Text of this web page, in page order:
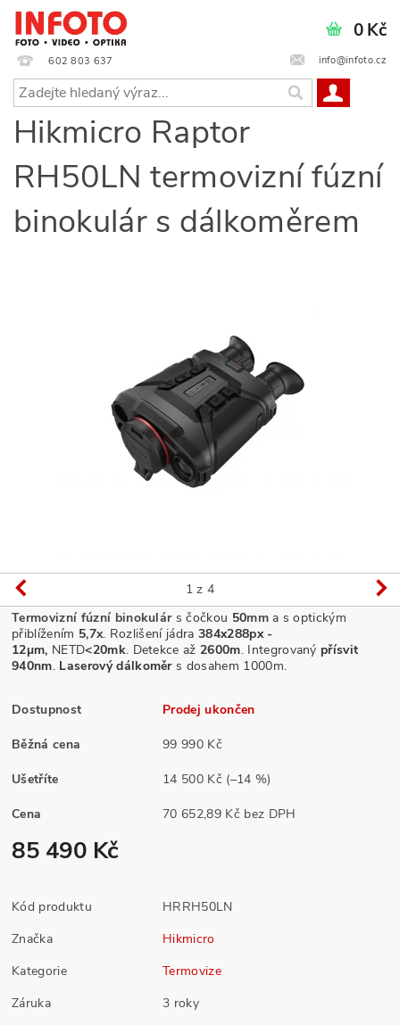
602 803 637 info@infoto.cz
0 Kč
Hikmicro Raptor
RH50LN termovizní fúzní
binokulár s dálkoměrem
1 z 4
Termovizní fúzní binokulárs čočkou 50mma s optickým
přiblížením 5,7x. Rozlišení jádra 384x288px -
12µm, NETD<20mk. Detekce až 2600m. Integrovaný přísvit
940nm. Laserový dálkoměrs dosahem 1000m.
Dostupnost Prodej ukončen
Běžná cena 99 990 Kč
Ušetříte 14 500 Kč (–14 %)
Cena 70 652,89 Kč bez DPH
85 490 Kč
Kód produktu
HRRH50LN
Značka
Hikmicro
Kategorie
Termovize
Záruka
3 roky